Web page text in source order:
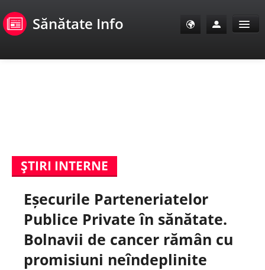
Sănătate Info
E-Sănătate Pacienți
E-Sănătate Medici
E-Sănătate Instituții
Tuberculoza Info
ŞTIRI INTERNE
Eșecurile Parteneriatelor
Publice Private în sănătate.
Bolnavii de cancer rămân cu
promisiuni neîndeplinite